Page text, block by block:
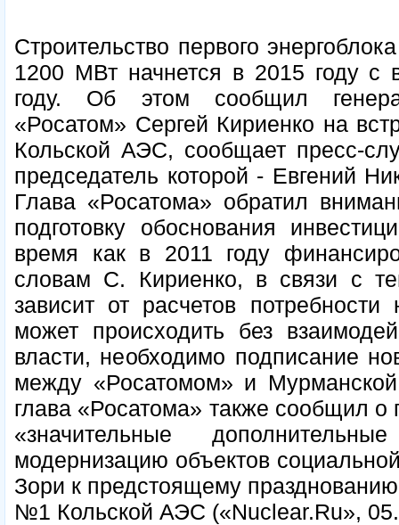
Строительство первого
1200 МВт начнется в 2015 году с
году. Об этом сообщил
«Росатом» Сергей Кириенко на
Кольской АЭС, сообщает пресс-
председатель которой - Евгений
Глава «Росатома» обратил
подготовку обоснования
время как в 2011 году
словам С. Кириенко, в связи с
зависит от расчетов
может происходить без
власти, необходимо подписание
между «Росатомом» и
глава «Росатома» также сообщил о
«значительные
модернизацию объектов
Зори к предстоящему
№1 Кольской АЭС («Nuclear.Ru»,